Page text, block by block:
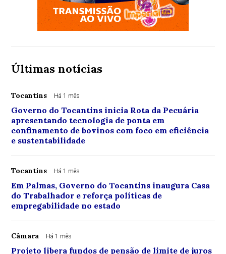
Últimas notícias
Tocantins Há 1 mês
Governo do Tocantins inicia Rota da Pecuária
apresentando tecnologia de ponta em
confinamento de bovinos com foco em eficiência
e sustentabilidade
Tocantins Há 1 mês
Em Palmas, Governo do Tocantins inaugura Casa
do Trabalhador e reforça políticas de
empregabilidade no estado
Câmara Há 1 mês
Projeto libera fundos de pensão de limite de juros